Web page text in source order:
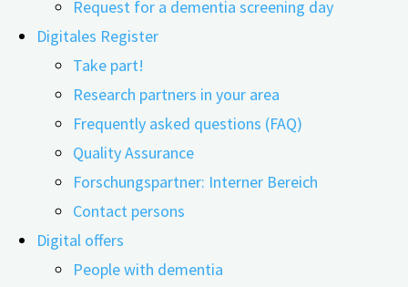
Request for a dementia screening day
Digitales Register
Take part!
Research partners in your area
Frequently asked questions (FAQ)
Quality Assurance
Forschungspartner: Interner Bereich
Contact persons
Digital offers
People with dementia
18.07.2024
Kognitive Fähigkeiten, die über die gesamte
Lebensspanne durch Bildung und andere geistige
Aktivitäten erworben werden, können das Auftreten
von leichten kognitiven Beeinträchtigungen (MCI)
und Demenz verzögern. Das besagt die Hypothese